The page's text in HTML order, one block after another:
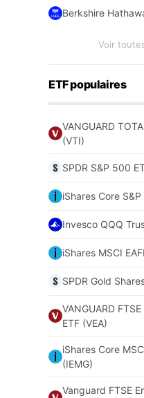
Berkshire
Voir
ETF populaires
VANGUARD
(VTI)
SPDR S&P 500
iShares Core
Invesco QQQ
iShares MSCI
SPDR Gold
VANGUARD
ETF (VEA)
iShares Core
(IEMG)
Vanguard FTSE